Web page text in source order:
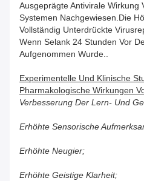
Ausgeprägte Antivirale Wirkung
Systemen Nachgewiesen.Die
Vollständig Unterdrückte
Wenn Selank 24 Stunden Vor
Aufgenommen Wurde..
Experimentelle Und Klinische
Pharmakologische Wirkungen
Verbesserung Der Lern- Und
Erhöhte Sensorische
Erhöhte Neugier;
Erhöhte Geistige Klarheit;